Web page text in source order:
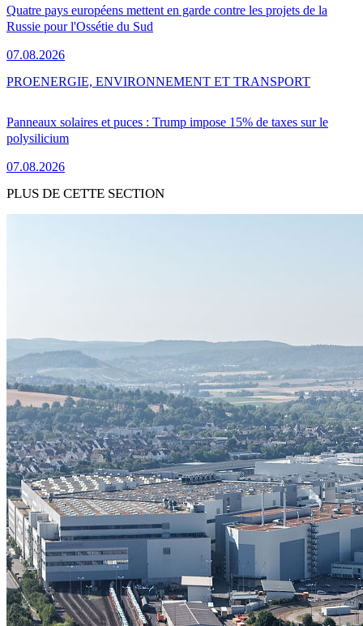
Quatre pays européens mettent en garde contre les projets de la
Russie pour l'Ossétie du Sud
07.08.2026
Panneaux solaires et puces : Trump impose 15% de taxes sur le
polysilicium
07.08.2026
PROENERGIE, ENVIRONNEMENT ET TRANSPORT
PLUS DE CETTE SECTION